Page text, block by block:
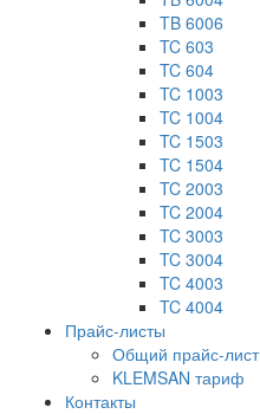
TB 6006
TC 603
TC 604
TC 1003
TC 1004
TC 1503
TC 1504
TC 2003
TC 2004
TC 3003
TC 3004
TC 4003
TC 4004
Прайс-листы
Общий прайс-лист
KLEMSAN тариф
Контакты